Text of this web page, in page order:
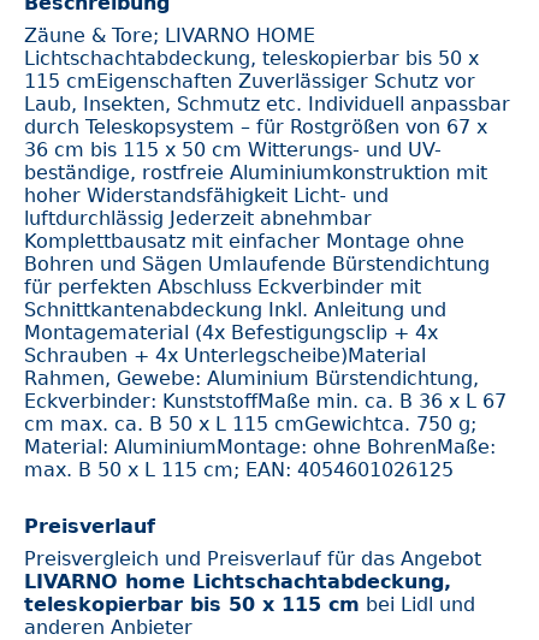
Zäune & Tore; LIVARNO HOME
Lichtschachtabdeckung, teleskopierbar bis 50 x
115 cmEigenschaften Zuverlässiger Schutz vor
Laub, Insekten, Schmutz etc. Individuell anpassbar
durch Teleskopsystem – für Rostgrößen von 67 x
36 cm bis 115 x 50 cm Witterungs- und UV-
beständige, rostfreie Aluminiumkonstruktion mit
hoher Widerstandsfähigkeit Licht- und
luftdurchlässig Jederzeit abnehmbar
Komplettbausatz mit einfacher Montage ohne
Bohren und Sägen Umlaufende Bürstendichtung
für perfekten Abschluss Eckverbinder mit
Schnittkantenabdeckung Inkl. Anleitung und
Montagematerial (4x Befestigungsclip + 4x
Schrauben + 4x Unterlegscheibe)Material
Rahmen, Gewebe: Aluminium Bürstendichtung,
Eckverbinder: KunststoffMaße min. ca. B 36 x L 67
cm max. ca. B 50 x L 115 cmGewichtca. 750 g;
Material: AluminiumMontage: ohne BohrenMaße:
max. B 50 x L 115 cm; EAN: 4054601026125
Preisverlauf
Preisvergleich und Preisverlauf für das Angebot
LIVARNO home Lichtschachtabdeckung,
teleskopierbar bis 50 x 115 cm bei Lidl und
anderen Anbieter